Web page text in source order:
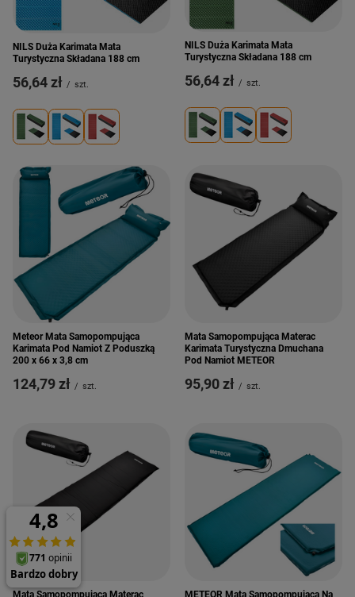
NILS Duża Karimata Mata
Turystyczna Składana 188 cm
56,64 zł / szt.
NILS Duża Karimata Mata
Turystyczna Składana 188 cm
56,64 zł / szt.
Meteor Mata Samopompująca
Karimata Pod Namiot Z Poduszką
200 x 66 x 3,8 cm
124,79 zł / szt.
Mata Samopompująca Materac
Karimata Turystyczna Dmuchana
Pod Namiot METEOR
95,90 zł / szt.
Mata Samopompująca Materac METEOR Mata Samopompująca Na